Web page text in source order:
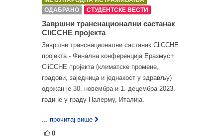
ОДАБРАНО
СТУДЕНТСКЕ ВЕСТИ
Завршни транснационални састанак
CliCCHE пројекта
Завршни транснационални састанак CliCCHE
пројекта - Финална конференција Еразмус+
CliCCHE пројекта (климатске промене,
градови, заједница и једнакост у здрављу)
одржан је 30. новембра и 1. децембра 2023.
године у граду Палерму, Италија.
... прочитај више
0